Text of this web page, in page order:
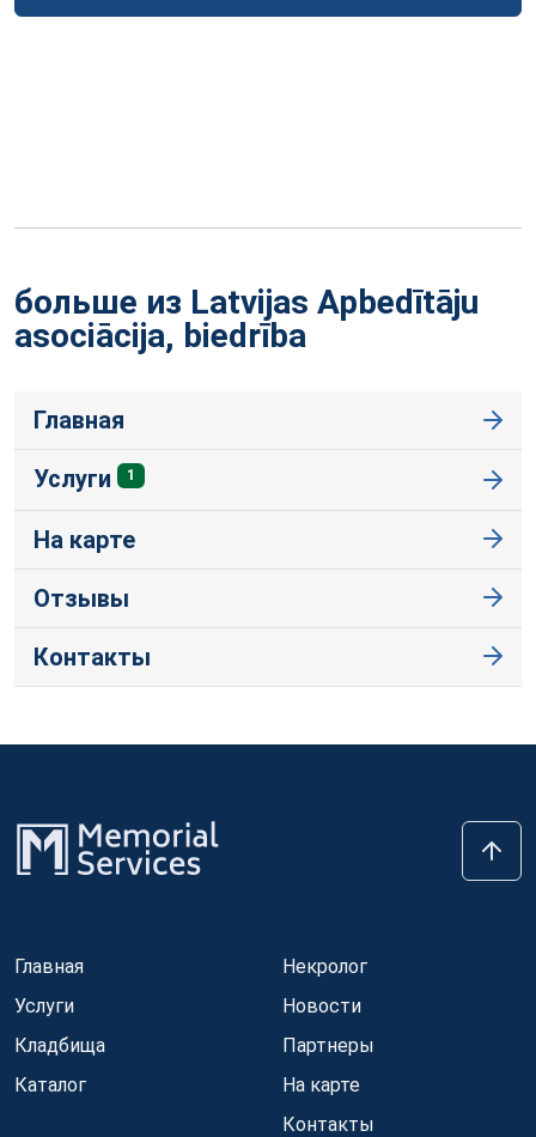
больше из Latvijas Apbedītāju
asociācija, biedrība
Главная
Услуги 1
На карте
Отзывы
Контакты
Главная
Услуги
Кладбища
Каталог
Некролог
Новости
Партнеры
На карте
Контакты